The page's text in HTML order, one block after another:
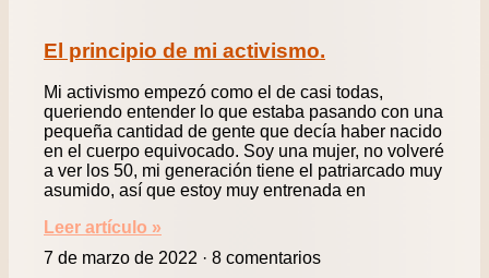
El principio de mi activismo.
Mi activismo empezó como el de casi todas,
queriendo entender lo que estaba pasando con una
pequeña cantidad de gente que decía haber nacido
en el cuerpo equivocado. Soy una mujer, no volveré
a ver los 50, mi generación tiene el patriarcado muy
asumido, así que estoy muy entrenada en
Leer artículo »
7 de marzo de 2022
8 comentarios